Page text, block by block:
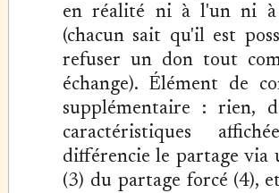
en réalité ni à l'un ni à
(chacun sait qu'il est
refuser un don tout
échange). Élément de
supplémentaire : rien,
caractéristiques
différencie le partage via
(3) du partage forcé (4),